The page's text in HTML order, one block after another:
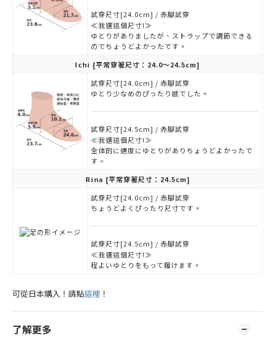
試穿尺寸[24.0cm] / 赤腳試穿
≪我選這個尺寸!≫
ゆとりがありましたが、ストラップで調節できる
のでちょうどよかったです。
Ichi [平常穿著尺寸：24.0～24.5cm]
試穿尺寸[24.0cm] / 赤腳試穿
ゆとり少なめのぴったり感でした。
試穿尺寸[24.5cm] / 赤腳試穿
≪我選這個尺寸!≫
全体的に適度にゆとりがありちょうどよかったで
す。
Rina [平常穿著尺寸：24.5cm]
試穿尺寸[24.0cm] / 赤腳試穿
ちょうどよくぴったり尺寸です。
試穿尺寸[24.5cm] / 赤腳試穿
≪我選這個尺寸!≫
程よいゆとりをもって履けます。
可從日本購入！請點這裡 ！
了解更多